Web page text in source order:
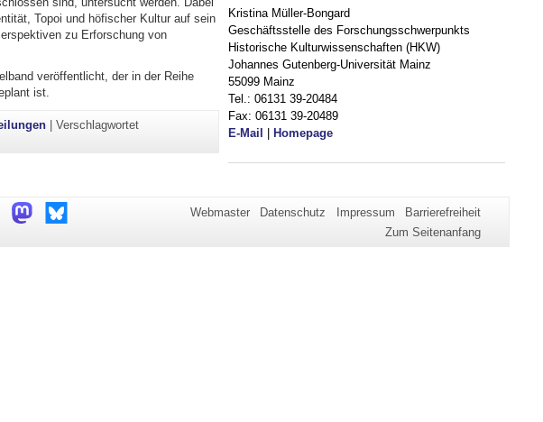
Topoi und höfischer Kultur auf sein
zu Erforschung von
veröffentlicht, der in der Reihe
ist.
|Verschlagwortet
Kristina Müller-Bongard
Geschäftsstelle des Forschungsschwerpunkts
Historische Kulturwissenschaften (HKW)
Johannes Gutenberg-Universität Mainz
55099 Mainz
Tel.: 06131 39-20484
Fax: 06131 39-20489
E-Mail
Homepage
MastodonBluesky Webmaster Datenschutz Impressum
Barrierefreiheit
Zum Seitenanfang